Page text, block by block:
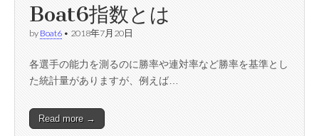
Boat6指数とは
by Boat6 • 2018年7月20日
各選手の能力を測るのに勝率や連対率など勝率を基準とし
た統計量がありますが、例えば…
Read more →